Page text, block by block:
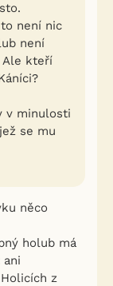
to není nic
není
Ale kteří
v minulosti
se mu
něco
holub má
z